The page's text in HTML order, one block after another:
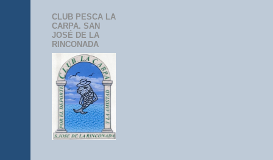
CLUB PESCA LA
CARPA. SAN
JOSÉ DE LA
RINCONADA